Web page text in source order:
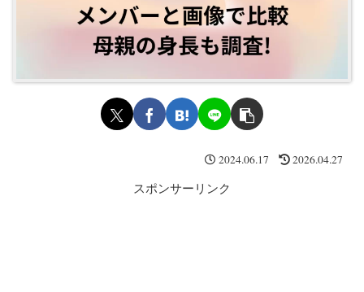
2024.06.17 2026.04.27
スポンサーリンク